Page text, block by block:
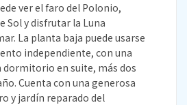
ver el faro del Polonio,
Sol y disfrutar la Luna
La planta baja puede usarse
independiente, con una
dormitorio en suite, más dos
Cuenta con una generosa
y jardín reparado del